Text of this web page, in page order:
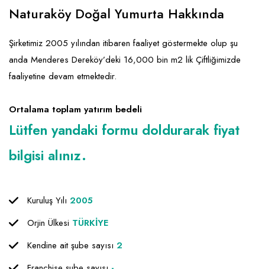
Ev Hizmetleri
Sağlık Güzellik
Turizm - Eğlence
Market FMGC - Katlı Mağaza
Mobilya ve Ev Tekstili
Oyuncak ve Hediyelik
Yapı Malzemesi - Hırdavat
Gayrimenkul
Gıda ve Sarf Malzemeleri
Güvenlik - Temizlik
Hukuk - Marka - Patent ve Tercüme
Isıtma - Soğutma ve Havalandırma
Lojistik - Kargo ve Kurye
Matbaa - Fotoğraf
Mobilya Dekorasyon
Proje - İnşaat ve Tesisat
Naturaköy Doğal Yumurta Hakkında
Şirketimiz 2005 yılından itibaren faaliyet göstermekte olup şu
anda Menderes Dereköy’deki 16,000 bin m2 lik Çiftliğimizde
faaliyetine devam etmektedir.
Ortalama toplam yatırım bedeli
Lütfen yandaki formu doldurarak fiyat
bilgisi alınız.
Kuruluş Yılı 2005
Orjin Ülkesi TÜRKİYE
Kendine ait şube sayısı 2